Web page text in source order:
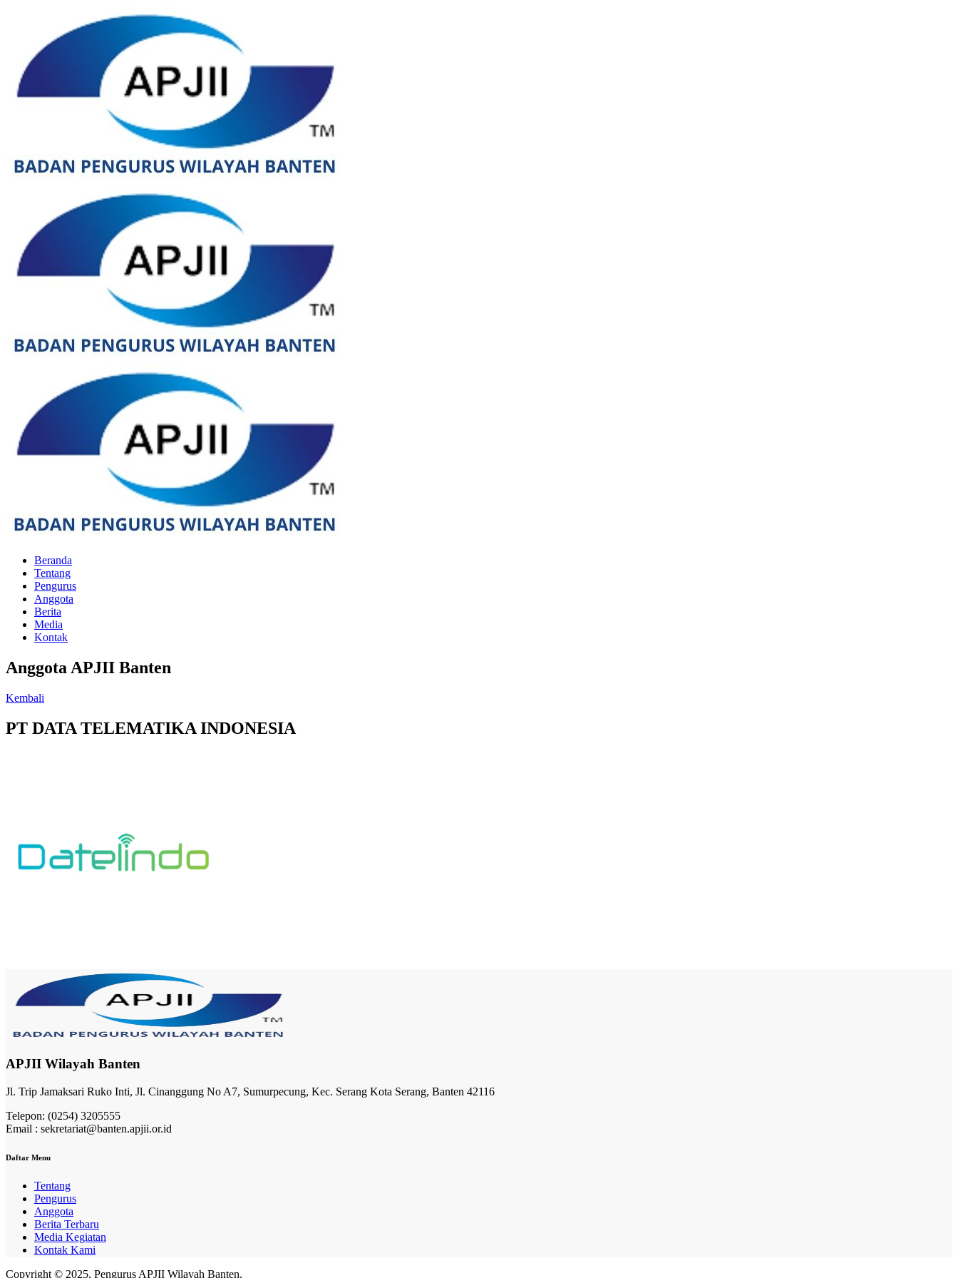
Beranda
Tentang
Pengurus
Anggota
Berita
Media
Kontak
Anggota APJII Banten
Kembali
PT DATA TELEMATIKA INDONESIA
APJII Wilayah Banten
Jl. Trip Jamaksari Ruko Inti, Jl. Cinanggung No A7, Sumurpecung, Kec. Serang Kota Serang, Banten 42116
Telepon: (0254) 3205555
Email : sekretariat@banten.apjii.or.id
Daftar Menu
Tentang
Pengurus
Anggota
Berita Terbaru
Media Kegiatan
Kontak Kami
Copyright © 2025, Pengurus APJII Wilayah Banten.